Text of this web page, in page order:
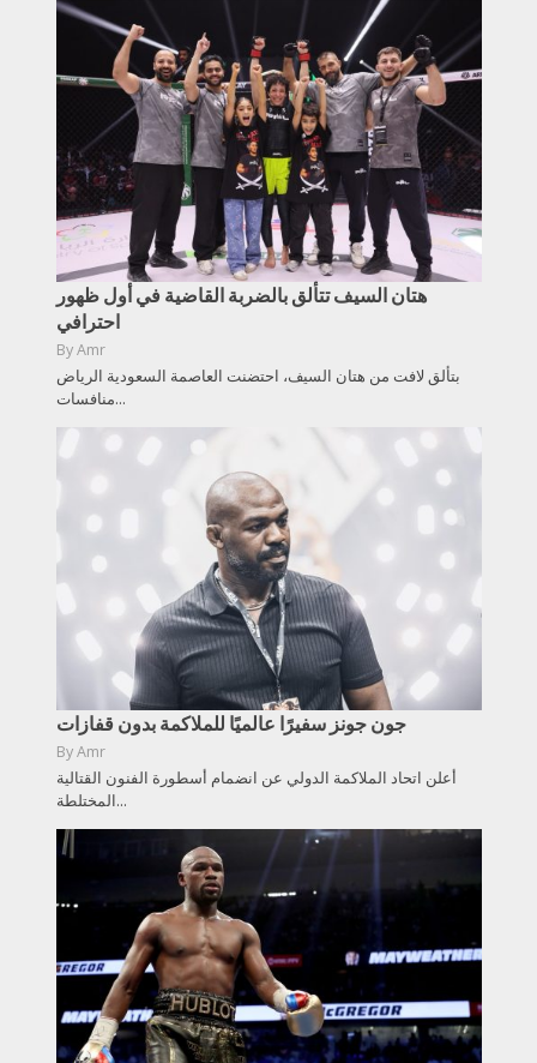
هتان السيف تتألق بالضربة القاضية في أول ظهور
احترافي
ByAmr
بتألق لافت من هتان السيف، احتضنت العاصمة السعودية الرياض
منافسات...
جون جونز سفيرًا عالميًا للملاكمة بدون قفازات
ByAmr
أعلن اتحاد الملاكمة الدولي عن انضمام أسطورة الفنون القتالية
المختلطة...